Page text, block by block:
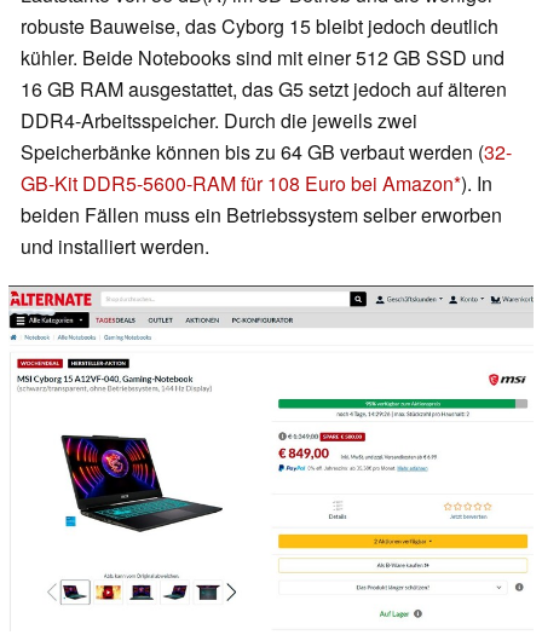
robuste Bauweise, das Cyborg 15 bleibt jedoch deutlich
kühler. Beide Notebooks sind mit einer 512 GB SSD und
16 GB RAM ausgestattet, das G5 setzt jedoch auf älteren
DDR4-Arbeitsspeicher. Durch die jeweils zwei
Speicherbänke können bis zu 64 GB verbaut werden (32-
GB-Kit DDR5-5600-RAM für 108 Euro bei Amazon ). In
beiden Fällen muss ein Betriebssystem selber erworben
und installiert werden.